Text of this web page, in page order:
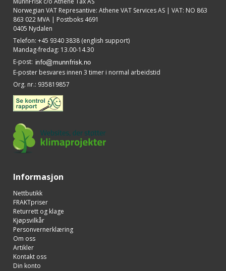
Norwegian VAT Represantive: Athene VAT Services AS | VAT: NO 863
863 022 MVA | Postboks 4691
0405 Nydalen
Telefon: +45 9340 3838 (english support)
Mandag-fredag: 13.00-14.30
E-post:
E-poster besvares innen 3 timer i normal arbeidstid
Org. nr.: 935819857
Informasjon
Nettbutikk
FRAKTpriser
Returrett og klage
Kjøpsvilkår
Personvernerklæring
Om oss
Artikler
Kontakt oss
Din konto